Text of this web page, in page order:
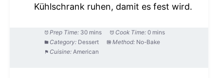
Kühlschrank ruhen, damit es fest wird.
Prep Time: 30 mins Cook Time: 0 mins
Category: Dessert Method: No-Bake
Cuisine: American